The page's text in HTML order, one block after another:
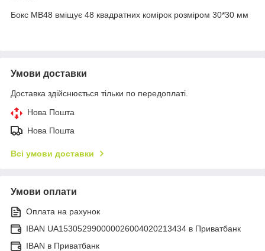
Бокс MB48 вміщує 48 квадратних комірок розміром 30*30 мм
Умови доставки
Доставка здійснюється тільки по передоплаті.
Нова Пошта
Нова Пошта
Всі умови доставки
Умови оплати
Оплата на рахунок
IBAN UA153052990000026004020213434 в Приватбанк
IBAN в Приватбанк